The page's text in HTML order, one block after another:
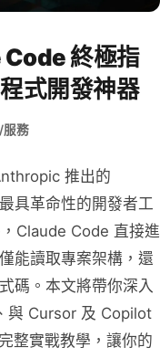
終極指
式開發神器
服務
推出的
具革命性的開發者工
Claude Code 直接進
能讀取專案架構，還
碼。本文將帶你深入
與 Cursor 及 Copilot
整實戰教學，讓你的